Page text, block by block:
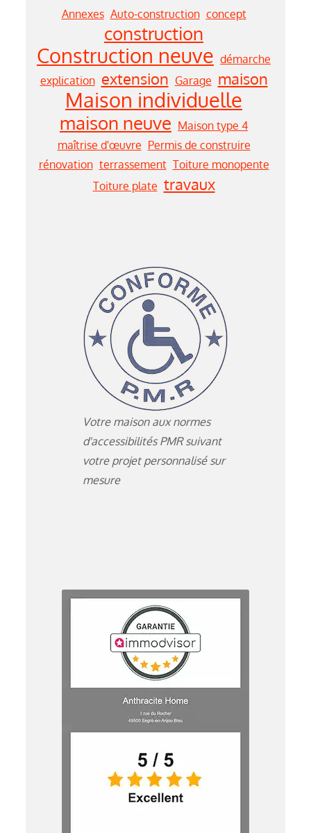
Annexes Auto-construction concept
construction
Construction neuve démarche
explication extension Garage maison
Maison individuelle
maison neuve Maison type 4
maîtrise d'œuvre Permis de construire
rénovation terrassement Toiture monopente
Toiture plate travaux
Votre maison aux normes
d'accessibilités PMR suivant
votre projet personnalisé sur
mesure